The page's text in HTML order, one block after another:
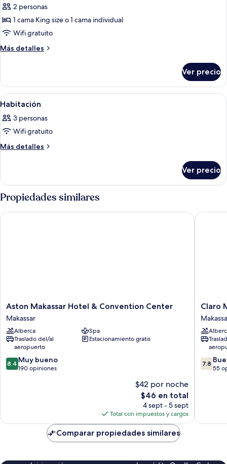
de
Suite
junior
2 personas
1 cama King size o 1 cama individual
Wifi gratuito
Más detalles
Más
junior
Ver precio
Abrir
todas
las
fotos
de
Habitación de hotel con una cama
2
Habitación
3 personas
Wifi gratuito
Más detalles
Más
Ver precio
Propiedades similares
Aston
Makassar
Hotel
&
Convention
Center
Makassar
Aston Makassar Hotel & Convention Center
Makassar
Alberca
Spa
Traslado del/al
aeropuerto
Estacionamiento gratis
8.4
de
8.4 Muy bueno
190 opiniones
$42 por noche
El
precio
actual
es
de
$46
$46 en total
4 sept - 5 sept
Total con impuestos y cargos
Aston Makassar Hotel & Convention Center
Claro
Claro
7.8
de
7.8
55
Claro
Comparar propiedades similares